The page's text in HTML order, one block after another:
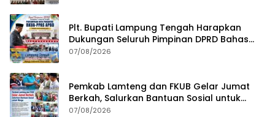
Plt. Bupati Lampung Tengah Harapkan
Dukungan Seluruh Pimpinan DPRD Bahas
RKUA-PPAS APBD Tahun 2027
07/08/2026
Pemkab Lamteng dan FKUB Gelar Jumat
Berkah, Salurkan Bantuan Sosial untuk
Warga
07/08/2026